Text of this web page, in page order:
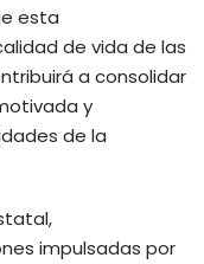
esta
de vida de las
a consolidar
y
de la
impulsadas por